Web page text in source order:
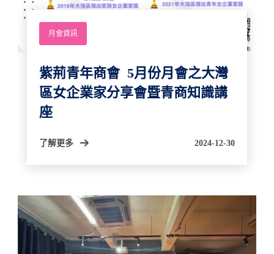
月會資訊
紫荊青年商會 5月份月會之大灣
區女企業家分享會暨青商知識講
座
了解更多 2024-12-30